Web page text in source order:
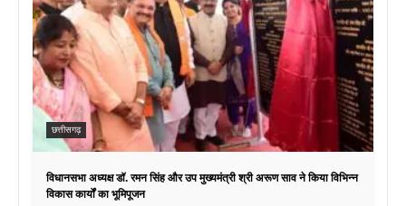
छत्तीसगढ़
विधानसभा अध्यक्ष डॉ. रमन सिंह और उप मुख्यमंत्री श्री अरूण साव ने किया विभिन्न
विकास कार्यों का भूमिपूजन